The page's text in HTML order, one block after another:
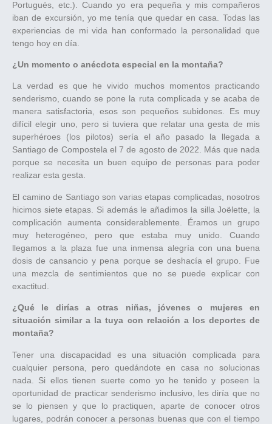
Portugués, etc.). Cuando yo era pequeña y mis compañeros
iban de excursión, yo me tenía que quedar en casa. Todas las
experiencias de mi vida han conformado la personalidad que
tengo hoy en día.
¿Un momento o anécdota especial en la montaña?
La verdad es que he vivido muchos momentos practicando
senderismo, cuando se pone la ruta complicada y se acaba de
manera satisfactoria, esos son pequeños subidones. Es muy
difícil elegir uno, pero si tuviera que relatar una gesta de mis
superhéroes (los pilotos) sería el año pasado la llegada a
Santiago de Compostela el 7 de agosto de 2022. Más que nada
porque se necesita un buen equipo de personas para poder
realizar esta gesta.
El camino de Santiago son varias etapas complicadas, nosotros
hicimos siete etapas. Si además le añadimos la silla Joëlette, la
complicación aumenta considerablemente. Éramos un grupo
muy heterogéneo, pero que estaba muy unido. Cuando
llegamos a la plaza fue una inmensa alegría con una buena
dosis de cansancio y pena porque se deshacía el grupo. Fue
una mezcla de sentimientos que no se puede explicar con
exactitud.
¿Qué le dirías a otras niñas, jóvenes o mujeres en
situación similar a la tuya con relación a los deportes de
montaña?
Tener una discapacidad es una situación complicada para
cualquier persona, pero quedándote en casa no solucionas
nada. Si ellos tienen suerte como yo he tenido y poseen la
oportunidad de practicar senderismo inclusivo, les diría que no
se lo piensen y que lo practiquen, aparte de conocer otros
lugares, podrán conocer a personas buenas que con el tiempo